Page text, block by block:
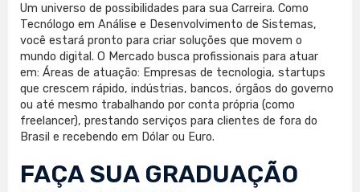
Um universo de possibilidades para sua Carreira. Como
Tecnólogo em Análise e Desenvolvimento de Sistemas,
você estará pronto para criar soluções que movem o
mundo digital. O Mercado busca profissionais para atuar
em: Áreas de atuação: Empresas de tecnologia, startups
que crescem rápido, indústrias, bancos, órgãos do governo
ou até mesmo trabalhando por conta própria (como
freelancer), prestando serviços para clientes de fora do
Brasil e recebendo em Dólar ou Euro.
FAÇA SUA GRADUAÇÃO